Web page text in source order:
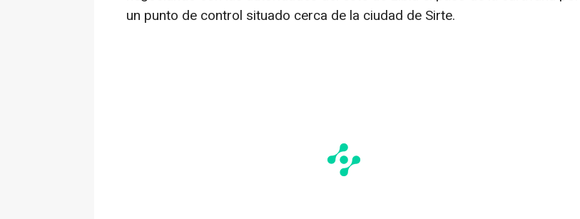
un punto de control situado cerca de la ciudad de Sirte.